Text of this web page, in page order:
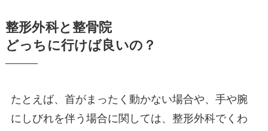
整形外科と整骨院
どっちに行けば良いの？
たとえば、首がまったく動かない場合や、手や腕
にしびれを伴う場合に関しては、整形外科でくわ